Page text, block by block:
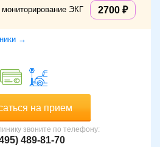
ЭКГ 2700
→
на прием
звоните по телефону:
489-81-70